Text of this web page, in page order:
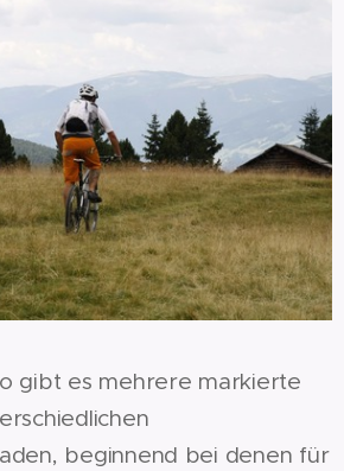
gibt es mehrere markierte
beginnend bei denen für